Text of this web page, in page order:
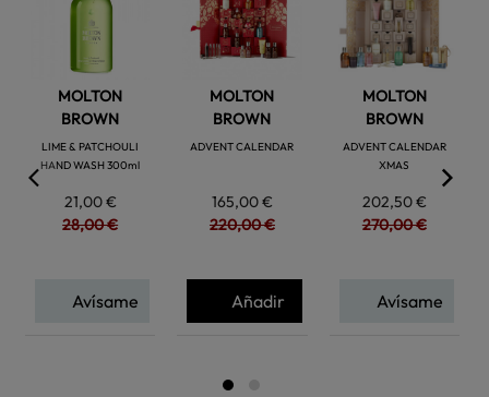
MOLTON
BROWN
LIME & PATCHOULI
HAND WASH 300ml
21,00 €
28,00 €
Avísame
MOLTON
BROWN
ADVENT CALENDAR
165,00 €
220,00 €
Añadir
MOLTON
BROWN
ADVENT CALENDAR
XMAS
202,50 €
270,00 €
Avísame